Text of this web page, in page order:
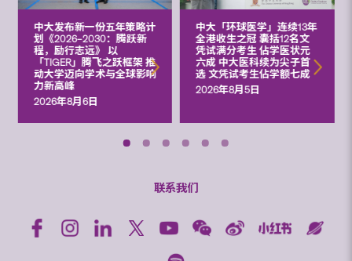
中大发布新一份五年策略计
划《2026‒2030：腾跃新
程，励行志远》 以
「TIGER」腾飞之跃框架 推
动大学迈向学术与全球影响
力新高峰
2026年8月6日
中大「环球医学」连续13年
全港收生之冠 囊括12名文
凭试满分考生 佔学医状元
六成 中大医科续为尖子首
选 文凭试考生佔学额七成
2026年8月5日
联系我们